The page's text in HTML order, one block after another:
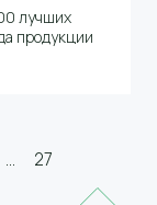
лучших
продукции
... 27